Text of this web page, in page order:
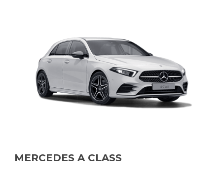
MERCEDES A CLASS